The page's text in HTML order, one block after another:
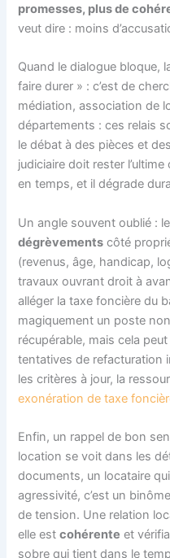
promesses, plus de
veut dire : moins
Quand le dialogue bloque,
faire durer » : c’est de
médiation, association de
départements : ces relais
le débat à des pièces et
judiciaire doit rester
en temps, et il dégrade
Un angle souvent oublié :
dégrèvements côté
(revenus, âge, handicap,
travaux ouvrant droit à
alléger la taxe foncière du
magiquement un poste
récupérable, mais cela
tentatives de refacturation
les critères à jour, la
exonération de taxe
Enfin, un rappel de bon
location se voit dans les
documents, un locataire
agressivité, c’est un
de tension. Une relation
elle estcohérente et
sobre qui tient dans le